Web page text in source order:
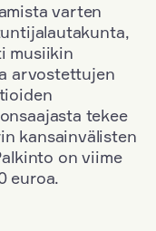
varten
musiikin
arvostettujen
tekee
kansainvälisten
on viime
euroa.